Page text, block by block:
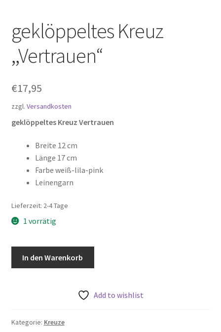
Versandarten
Warenkorb
Zahlungsarten
geklöppeltes Kreuz
,,Vertrauen“
€17,95
zzgl. Versandkosten
geklöppeltes Kreuz Vertrauen
Breite 12 cm
Länge 17 cm
Farbe weiß-lila-pink
Leinengarn
Lieferzeit: 2-4 Tage
1 vorrätig
In den Warenkorb
Add to wishlist
Kategorie: Kreuze